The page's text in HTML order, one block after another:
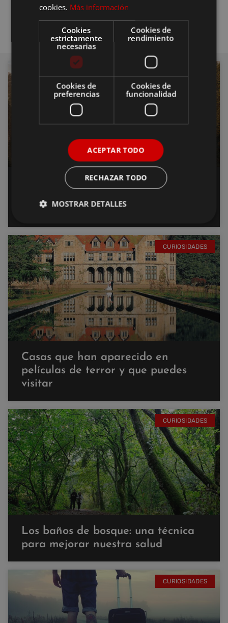
¿Cómo es esta mansión a la venta
dólares?
CURIOSIDADES
Casas que han aparecido en
películas de terror y que puedes
visitar
CURIOSIDADES
Los baños de bosque: una técnica
para mejorar nuestra salud
CURIOSIDADES
cookies. Más información
Cookies
estrictamente
necesarias
Cookies de
rendimiento
Cookies de
preferencias
Cookies de
funcionalidad
ACEPTAR TODO
RECHAZAR TODO
MOSTRAR DETALLES